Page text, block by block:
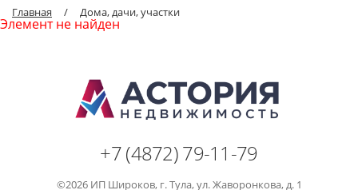
Главная / Дома, дачи, участки
Элемент не найден
+7 (4872) 79-11-79
©2026 ИП Широков, г. Тула, ул. Жаворонкова, д. 1